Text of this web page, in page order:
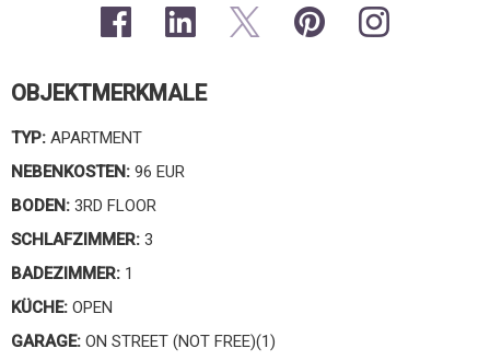
OBJEKTMERKMALE
TYP: APARTMENT
NEBENKOSTEN: 96 EUR
BODEN: 3RD FLOOR
SCHLAFZIMMER: 3
BADEZIMMER: 1
KÜCHE: OPEN
GARAGE: ON STREET (NOT FREE)(1)